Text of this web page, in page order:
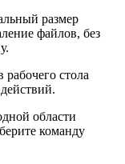
размер
файлов, без
стола
области
команду